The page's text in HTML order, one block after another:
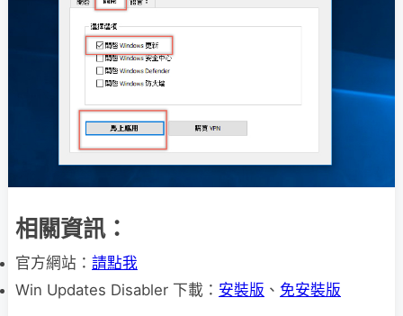
相關資訊：
官方網站： 請點我
Win Updates Disabler 下載： 安裝版 、 免安裝版